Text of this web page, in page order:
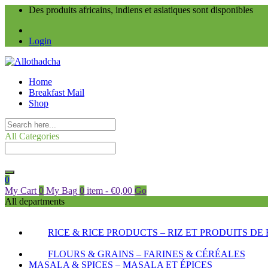
Des produits africains, indiens et asiatiques sont disponibles
Login
Home
Breakfast Mail
Shop
All Categories
0
My Cart 0 My Bag 0 item - €0,00 Go
All departments
RICE & RICE PRODUCTS – RIZ ET PRODUITS DE
FLOURS & GRAINS – FARINES & CÉRÉALES
MASALA & SPICES – MASALA ET ÉPICES